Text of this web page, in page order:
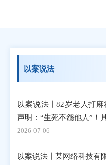
以案说法
以案说法丨82岁老人打
声明：“生死不怨他人”！
2026-07-06
以案说法丨某网络科技有